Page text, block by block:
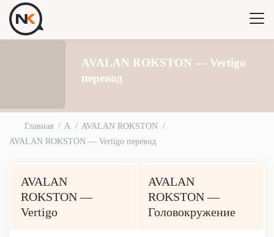
AVALAN ROKSTON — Vertigo
перевод
Главная A
AVALAN ROKSTON
AVALAN ROKSTON — Vertigo перевод
AVALAN
ROKSTON —
Vertigo
AVALAN
ROKSTON —
Головокружение